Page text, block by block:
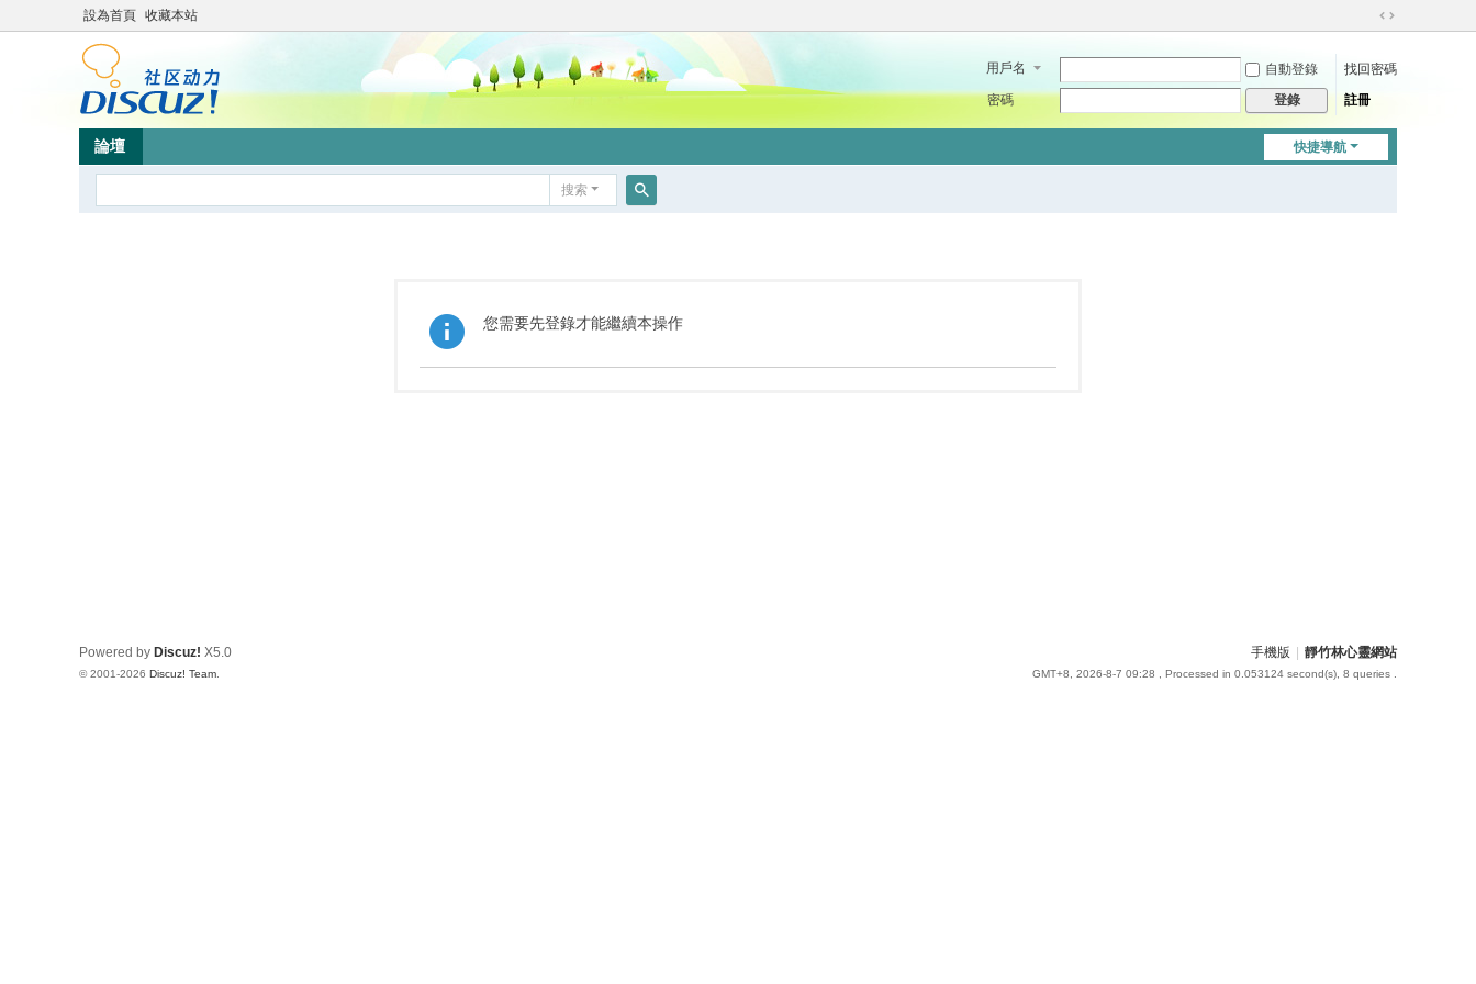
設為首頁 收藏本站
切
到
用戶名 自動登錄
找回密碼
密碼
登錄 註冊
快捷導航
論壇
搜索
您需要先登錄才能繼續本操作
手機版 靜竹林心靈網站
GMT+8, 2026-8-7 09:28 , Processed in 0.053124 second(s), 8 queries .
Powered by Discuz! X5.0
© 2001-2026 Discuz! Team